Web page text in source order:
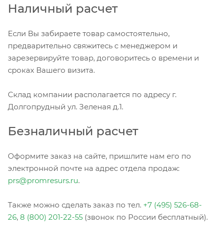
Наличный расчет
Если Вы забираете товар самостоятельно,
предварительно свяжитесь с менеджером и
зарезервируйте товар, договоритесь о времени и
сроках Вашего визита.
Склад компании располагается по адресу г.
Долгопрудный ул. Зеленая д.1.
Безналичный расчет
Оформите заказ на сайте, пришлите нам его по
электронной почте на адрес отдела продаж:
prs@promresurs.ru.
Также можно сделать заказ по тел. +7 (495) 526-68-
26, 8 (800) 201-22-55 (звонок по России бесплатный).